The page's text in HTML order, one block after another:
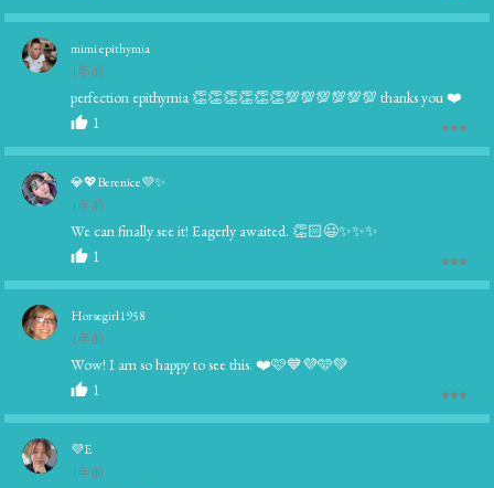
mimi epithymia
1年前
perfection epithymia 👏👏👏👏👏👏💯💯💯💯💯💯 thanks you ❤️
1
💎💖Berenice💜✨️
1年前
We can finally see it! Eagerly awaited. 👏🏻😃✨️✨️✨️
1
Horsegirl1958
1年前
Wow! I am so happy to see this. ❤️🩷💙💜🩵💚
1
💜E
1年前